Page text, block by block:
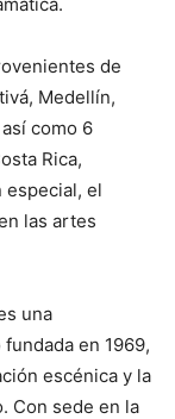
de
Medellín,
como 6
Rica,
especial, el
las artes
una
en 1969,
escénica y la
Con sede en la